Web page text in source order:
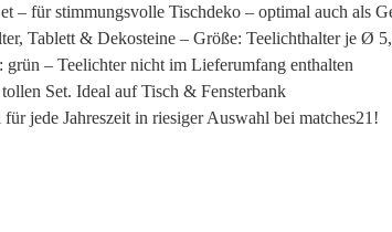
– für stimmungsvolle Tischdeko – optimal auch als
Tablett & Dekosteine – Größe: Teelichthalter je Ø
– Teelichter nicht im Lieferumfang enthalten
Set. Ideal auf Tisch & Fensterbank
jede Jahreszeit in riesiger Auswahl bei matches21!